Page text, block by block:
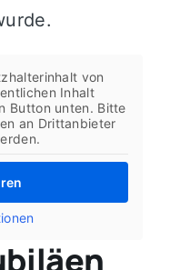
von
Inhalt
Button unten. Bitte
an Drittanbieter